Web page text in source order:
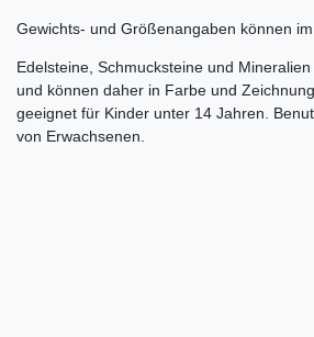
Gewichts- und Größenangaben können im
Edelsteine, Schmucksteine und
und können daher in Farbe und
geeignet für Kinder unter 14 Jahren.
von Erwachsenen.